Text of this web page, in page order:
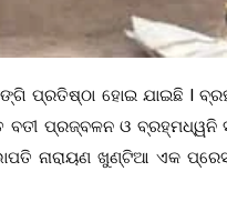
ହୋଇ ଯାଇଛି l
ପ୍ରଜ୍ବଳନ ଓ ବ୍ରହ୍ମଧ୍ୱନି
ନାରାୟଣ ଖୁଣ୍ଟିଆ ଏକ